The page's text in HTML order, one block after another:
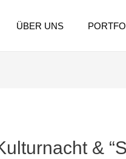
ÜBER UNS
&